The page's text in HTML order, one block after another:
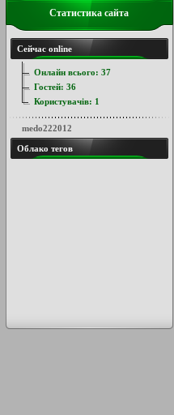
Статистика сайта
Сейчас online
Онлайн всього: 37
Гостей: 36
Користувачів: 1
medo222012
Облако тегов